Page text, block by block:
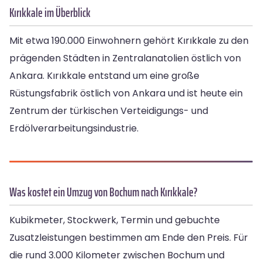
Kırıkkale im Überblick
Mit etwa 190.000 Einwohnern gehört Kırıkkale zu den
prägenden Städten in Zentralanatolien östlich von
Ankara. Kırıkkale entstand um eine große
Rüstungsfabrik östlich von Ankara und ist heute ein
Zentrum der türkischen Verteidigungs- und
Erdölverarbeitungsindustrie.
Was kostet ein Umzug von Bochum nach Kırıkkale?
Kubikmeter, Stockwerk, Termin und gebuchte
Zusatzleistungen bestimmen am Ende den Preis. Für
die rund 3.000 Kilometer zwischen Bochum und